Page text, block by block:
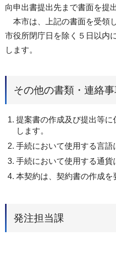
向申出書提出先まで書面を提
本市は、上記の書面を受領
市役所閉庁日を除く５日以内
します。
その他の書類・連絡
提案書の作成及び提出等に
します。
手続において使用する言語
手続において使用する通貨
本契約は、契約書の作成を
発注担当課